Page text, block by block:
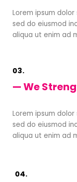
Lorem ipsum
sed do eiusmod
aliqua ut enim ad
03.
— We
Lorem ipsum
sed do eiusmod
aliqua ut enim ad
04.